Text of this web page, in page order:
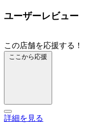
ユーザーレビュー
この店舗を応援する！
ここから応援
詳細を見る